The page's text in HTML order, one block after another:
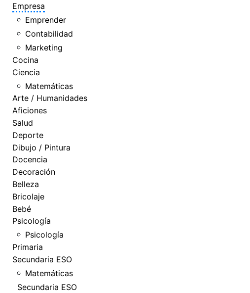
Empresa
Emprender
Contabilidad
Marketing
Cocina
Ciencia
Matemáticas
Arte / Humanidades
Aficiones
Salud
Deporte
Dibujo / Pintura
Docencia
Decoración
Belleza
Bricolaje
Bebé
Psicología
Psicología
Primaria
Secundaria ESO
Matemáticas
Secundaria ESO